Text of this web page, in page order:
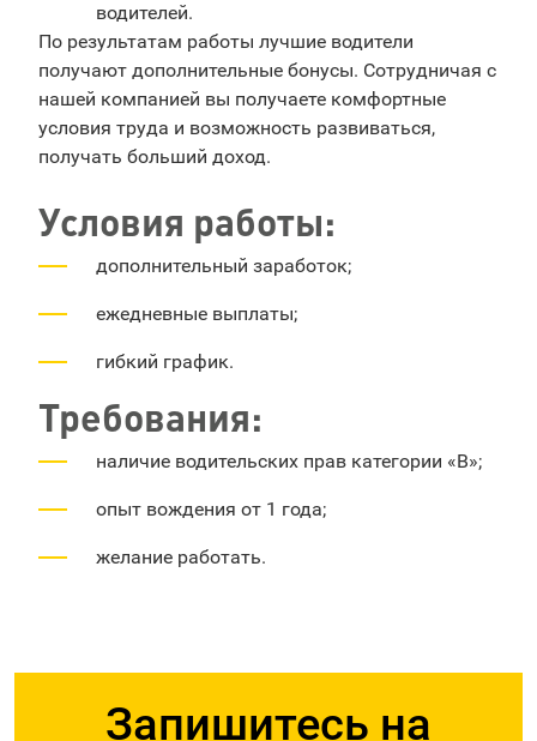
водителей.
По результатам работы лучшие водители
получают дополнительные бонусы. Сотрудничая с
нашей компанией вы получаете комфортные
условия труда и возможность развиваться,
получать больший доход.
Условия работы:
дополнительный заработок;
ежедневные выплаты;
гибкий график.
Требования:
наличие водительских прав категории «B»;
опыт вождения от 1 года;
желание работать.
Запишитесь на